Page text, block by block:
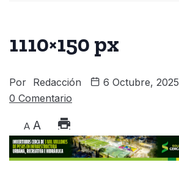
1110×150 px
Por Redacción 6 Octubre, 2025
0 Comentario
A A